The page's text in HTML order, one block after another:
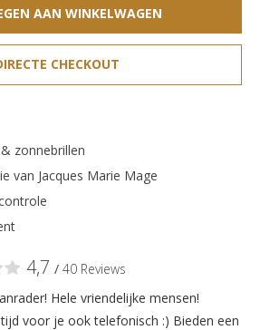
AAN WINKELWAGEN
CHECKOUT
zonnebrillen
van Jacques Marie Mage
4,7 / 40 Reviews
Hele vriendelijke mensen!
voor je ook telefonisch :) Bieden een